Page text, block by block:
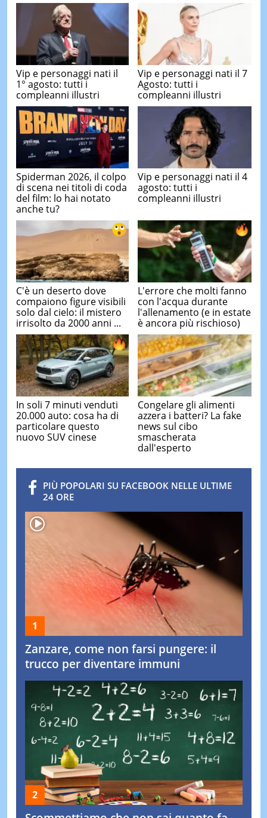
Vip e personaggi nati il
1° agosto: tutti i
compleanni illustri
Vip e personaggi nati il 7
Agosto: tutti i
compleanni illustri
Spiderman 2026, il colpo
di scena nei titoli di coda
del film: lo hai notato
anche tu?
Vip e personaggi nati il 4
agosto: tutti i
compleanni illustri
C'è un deserto dove
compaiono figure visibili
solo dal cielo: il mistero
irrisolto da 2000 anni ...
L'errore che molti fanno
con l'acqua durante
l'allenamento (e in estate
è ancora più rischioso)
In soli 7 minuti venduti
20.000 auto: cosa ha di
particolare questo
nuovo SUV cinese
Congelare gli alimenti
azzera i batteri? La fake
news sul cibo
smascherata
dall'esperto
PIÙ POPOLARI SU FACEBOOK NELLE ULTIME
24 ORE
Zanzare, come non farsi pungere: il
trucco per diventare immuni